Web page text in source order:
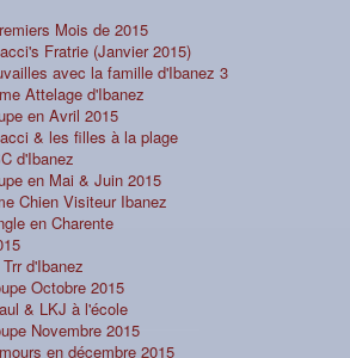
Mois de 2015
Fratrie (Janvier 2015)
avec la famille d'Ibanez 3
Attelage d'Ibanez
en Avril 2015
& les filles à la plage
d'Ibanez
en Mai & Juin 2015
Chien Visiteur Ibanez
en Charente
d'Ibanez
Octobre 2015
& LKJ à l'école
Novembre 2015
en décembre 2015